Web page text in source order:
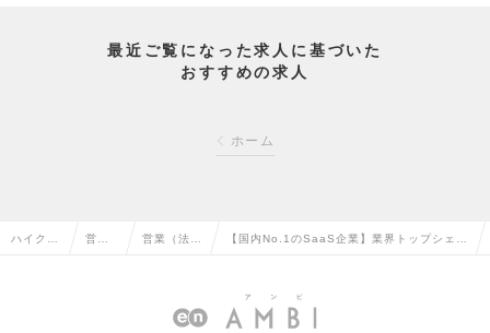
最近ご覧になった求人に基づいた
おすすめの求人
ホーム
ハイクラ 営業 営業（法人 【国内No.1のSaaS企業】業界トップシェア
求人情報